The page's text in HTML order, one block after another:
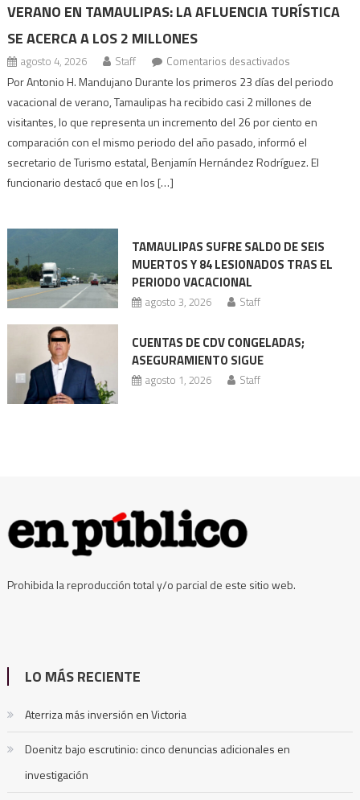
VERANO EN TAMAULIPAS: LA AFLUENCIA TURÍSTICA
SE ACERCA A LOS 2 MILLONES
agosto 4, 2026 Staff Comentarios desactivadosen
Verano
en
Tamaulipas:
la
turística
los
2
Por Antonio H. Mandujano Durante los primeros 23 días del periodo
vacacional de verano, Tamaulipas ha recibido casi 2 millones de
visitantes, lo que representa un incremento del 26 por ciento en
comparación con el mismo periodo del año pasado, informó el
secretario de Turismo estatal, Benjamín Hernández Rodríguez. El
funcionario destacó que en los […]
TAMAULIPAS SUFRE SALDO DE SEIS
MUERTOS Y 84 LESIONADOS TRAS EL
PERIODO VACACIONAL
agosto 3, 2026 Staff
CUENTAS DE CDV CONGELADAS;
ASEGURAMIENTO SIGUE
agosto 1, 2026 Staff
Prohibida la reproducción total y/o parcial de este sitio web.
LO MÁS RECIENTE
Aterriza más inversión en Victoria
Doenitz bajo escrutinio: cinco denuncias adicionales en
investigación